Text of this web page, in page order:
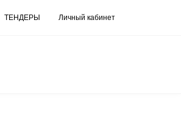
ТЕНДЕРЫ Личный кабинет